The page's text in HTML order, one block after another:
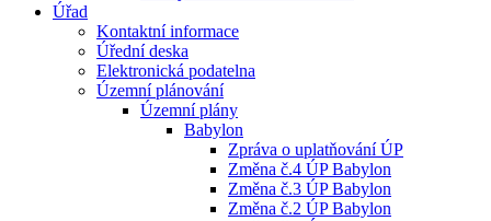
Úřad
Kontaktní informace
Úřední deska
Elektronická podatelna
Územní plánování
Územní plány
Babylon
Zpráva o uplatňování ÚP
Změna č.4 ÚP Babylon
Změna č.3 ÚP Babylon
Změna č.2 ÚP Babylon